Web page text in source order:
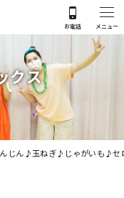
クス
じん♪玉ねぎ♪じゃがいも♪